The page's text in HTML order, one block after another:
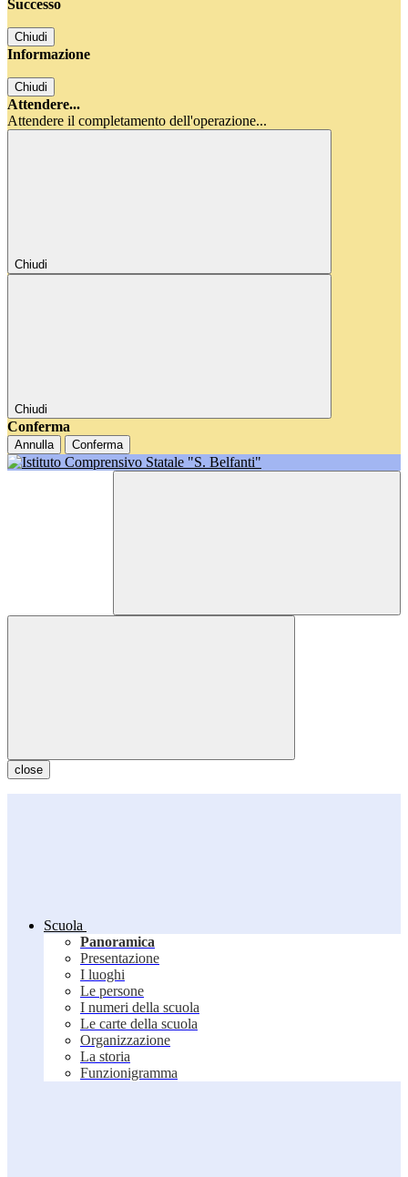
Successo
Chiudi
Informazione
Chiudi
Attendere...
Attendere il completamento dell'operazione...
Chiudi
Chiudi
Conferma
Annulla Conferma
close
Scuola
Panoramica
Presentazione
I luoghi
Le persone
I numeri della scuola
Le carte della scuola
Organizzazione
La storia
Funzionigramma